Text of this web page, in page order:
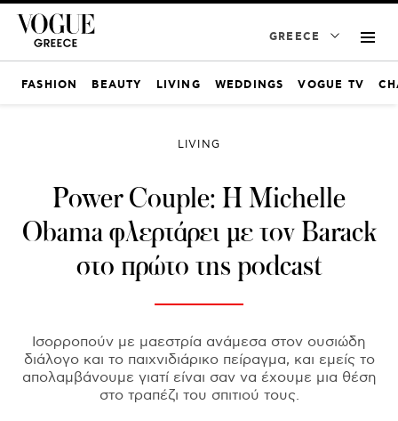
GREECE
FASHION BEAUTY LIVING WEDDINGS VOGUE TV
LIVING
Power Couple: Η Michelle
Obama φλερτάρει με τον Barack
στο πρώτο της podcast
Ισορροπούν με μαεστρία ανάμεσα στον ουσιώδη
διάλογο και το παιχνιδιάρικο πείραγμα, και εμείς το
απολαμβάνουμε γιατί είναι σαν να έχουμε μια θέση
στο τραπέζι του σπιτιού τους.